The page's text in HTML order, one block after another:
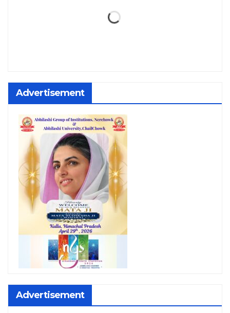
Advertisement
Advertisement